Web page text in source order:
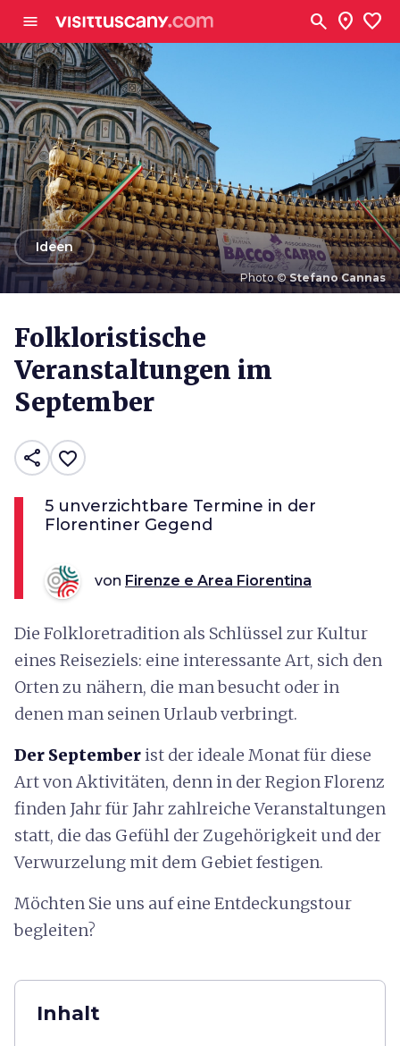
menu search location_on favorite
Photo ©Stefano Cannas
arrow_backIdeen
Folkloristische
Veranstaltungen im
September
share favorite_border
5 unverzichtbare Termine in der
Florentiner Gegend
von Firenze e Area Fiorentina
Die Folkloretradition als Schlüssel zur Kultur
eines Reiseziels: eine interessante Art, sich den
Orten zu nähern, die man besucht oder in
denen man seinen Urlaub verbringt.
Der Septemberist der ideale Monat für diese
Art von Aktivitäten, denn in der Region Florenz
finden Jahr für Jahr zahlreiche Veranstaltungen
statt, die das Gefühl der Zugehörigkeit und der
Verwurzelung mit dem Gebiet festigen.
Möchten Sie uns auf eine Entdeckungstour
begleiten?
Inhalt